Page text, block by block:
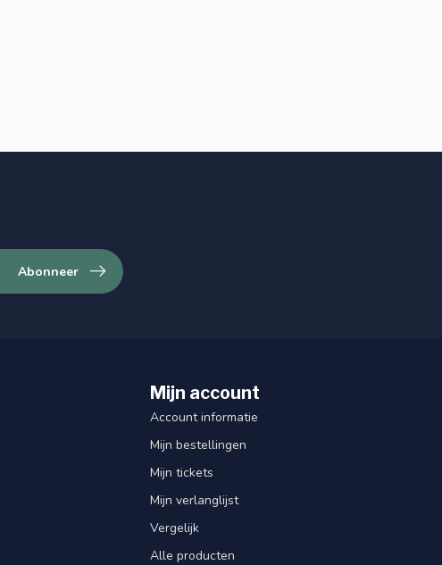
Abonneer
Mijn account
Account informatie
Mijn bestellingen
Mijn tickets
Mijn verlanglijst
Vergelijk
Alle producten